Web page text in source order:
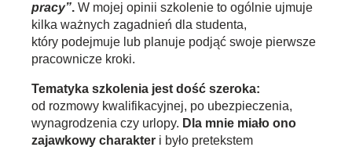
pracy”. W mojej opinii szkolenie to ogólnie ujmuje
kilka ważnych zagadnień dla studenta,
który podejmuje lub planuje podjąć swoje pierwsze
pracownicze kroki.
Tematyka szkolenia jest dość szeroka:
od rozmowy kwalifikacyjnej, po ubezpieczenia,
wynagrodzenia czy urlopy. Dla mnie miało ono
zajawkowy charakter i było pretekstem